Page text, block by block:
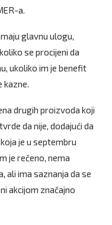
a.
glavnu ulogu,
se procijeni da
ukoliko im je benefit
kazne.
drugih proizvoda koji
da nije, dodajući da
je u septembru
je rečeno, nema
ali ima saznanja da se
akcijom značajno